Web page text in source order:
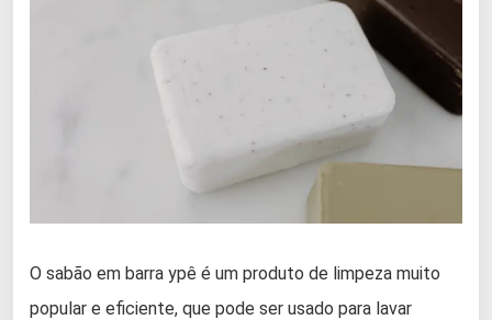
O sabão em barra ypê é um produto de limpeza muito
popular e eficiente, que pode ser usado para lavar